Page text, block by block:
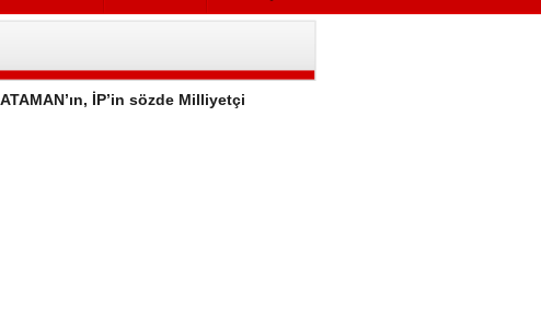
İP’in sözde Milliyetçi